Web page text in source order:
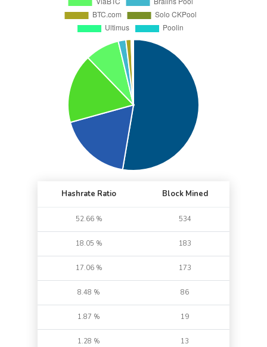
Hashrate Ratio Block Mined
52.66 % 534
18.05 % 183
17.06 % 173
8.48 % 86
1.87 % 19
1.28 % 13